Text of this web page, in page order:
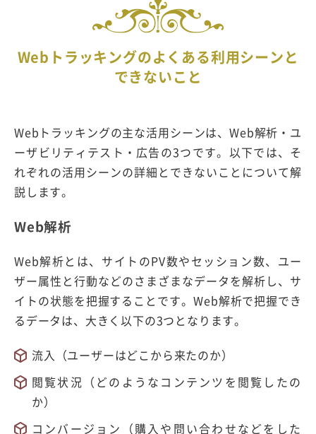
Webトラッキングのよくある利用シーンと
できないこと
Webトラッキングの主な活用シーンは、Web解析・ユ
ーザビリティテスト・広告の3つです。以下では、そ
れぞれの活用シーンの詳細とできないことについて解
説します。
Web解析
Web解析とは、サイトのPV数やセッション数、ユー
ザー属性と行動などのさまざまなデータを解析し、サ
イトの状態を把握することです。Web解析で把握でき
るデータは、大きく以下の3つとなります。
流入（ユーザーはどこから来たのか）
閲覧状況（どのようなコンテンツを閲覧したの
か）
コンバージョン（購入や問い合わせなどをした